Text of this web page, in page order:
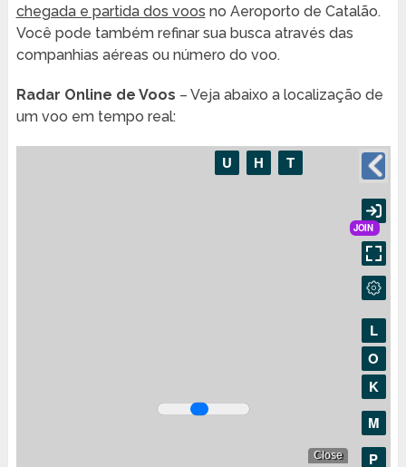
chegada e partida dos voos no Aeroporto de Catalão.
Você pode também refinar sua busca através das
companhias aéreas ou número do voo.
Radar Online de Voos – Veja abaixo a localização de
um voo em tempo real: